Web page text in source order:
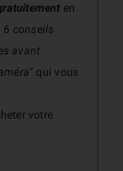
en
6 conseils
avant
" qui vous
votre